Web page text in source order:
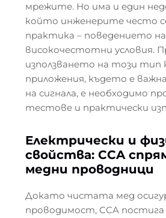
мрежите. Но има и един
който инженерите често
практика – поведението на
високочестотни условия.
използването на този тип
приложения, където е
на сигнала, е необходимо
тестове и практически
Електрически и
свойства: CCA
медни проводници
Докато чистата мед
проводимост, CCA постига